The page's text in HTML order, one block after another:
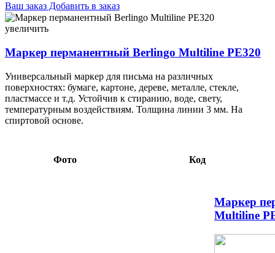
Ваш заказ Добавить в заказ
Маркер перманентный Berlingo Multiline PE320 синий 3,04
099714
увеличить
Маркер перманентный Berlingo Multiline PE320
Универсальный маркер для письма на различных
поверхностях: бумаге, картоне, дереве, металле, стекле,
пластмассе и т.д. Устойчив к стиранию, воде, свету,
температурным воздействиям. Толщина линии 3 мм. На
спиртовой основе.
Фото Код
Маркер
Multiline